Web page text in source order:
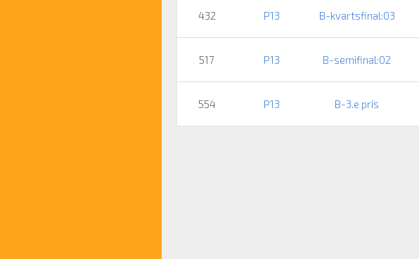
432 P13 B-kvartsfinal:03
517 P13 B-semifinal:02
554 P13 B-3.e pris